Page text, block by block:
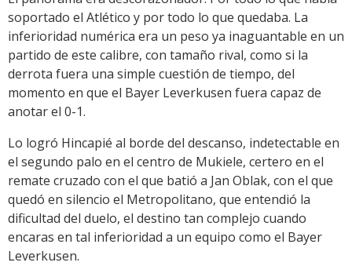
soportado el Atlético y por todo lo que quedaba. La
inferioridad numérica era un peso ya inaguantable en un
partido de este calibre, con tamaño rival, como si la
derrota fuera una simple cuestión de tiempo, del
momento en que el Bayer Leverkusen fuera capaz de
anotar el 0-1.
Lo logró Hincapié al borde del descanso, indetectable en
el segundo palo en el centro de Mukiele, certero en el
remate cruzado con el que batió a Jan Oblak, con el que
quedó en silencio el Metropolitano, que entendió la
dificultad del duelo, el destino tan complejo cuando
encaras en tal inferioridad a un equipo como el Bayer
Leverkusen.